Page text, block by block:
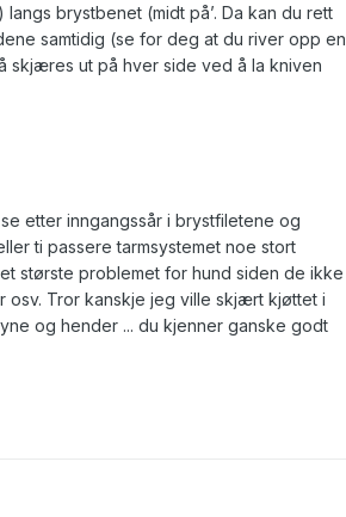
brystbenet (midt på’. Da kan du rett
samtidig (se for deg at du river opp en
skjæres ut på hver side ved å la kniven
se etter inngangssår i brystfiletene og
ti passere tarmsystemet noe stort
største problemet for hund siden de ikke
osv. Tror kanskje jeg ville skjært kjøttet i
og hender ... du kjenner ganske godt